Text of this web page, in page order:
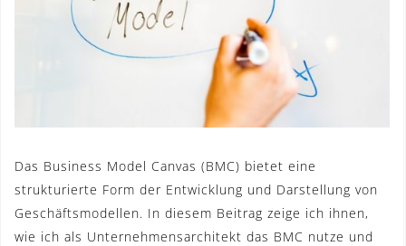
Das Business Model Canvas (BMC) bietet eine
strukturierte Form der Entwicklung und Darstellung von
Geschäftsmodellen. In diesem Beitrag zeige ich ihnen,
wie ich als Unternehmensarchitekt das BMC nutze und